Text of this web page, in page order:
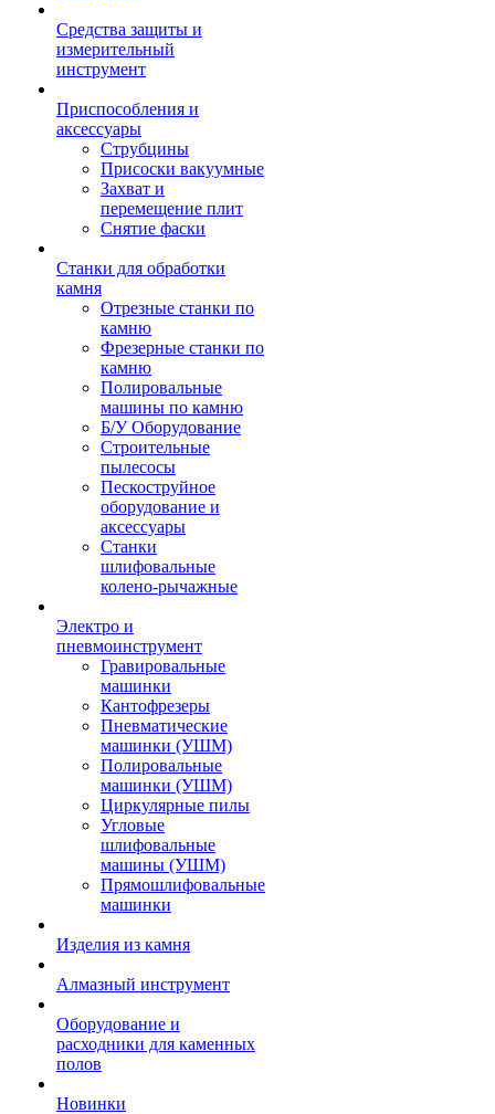
Средства защиты и
измерительный
инструмент
Приспособления и
аксессуары
Струбцины
Присоски вакуумные
Захват и
перемещение плит
Снятие фаски
Станки для обработки
камня
Отрезные станки по
камню
Фрезерные станки по
камню
Полировальные
машины по камню
Б/У Оборудование
Строительные
пылесосы
Пескоструйное
оборудование и
аксессуары
Станки
шлифовальные
колено-рычажные
Электро и
пневмоинструмент
Гравировальные
машинки
Кантофрезеры
Пневматические
машинки (УШМ)
Полировальные
машинки (УШМ)
Циркулярные пилы
Угловые
шлифовальные
машины (УШМ)
Прямошлифовальные
машинки
Изделия из камня
Алмазный инструмент
Оборудование и
расходники для каменных
полов
Новинки